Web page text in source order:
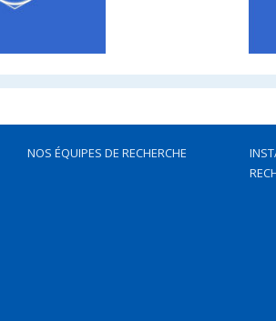
NOS ÉQUIPES DE RECHERCHE